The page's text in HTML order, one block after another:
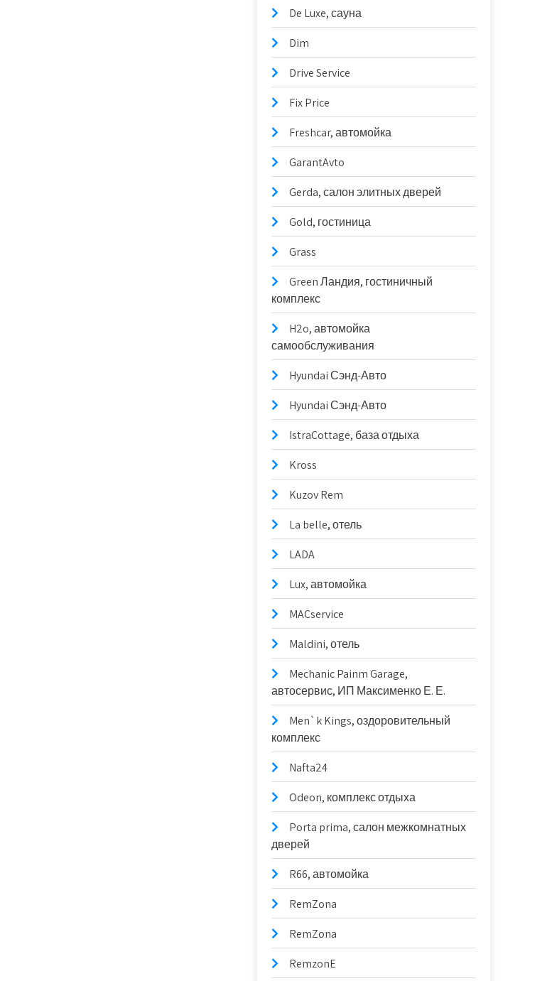
De Luxe, сауна
Dim
Drive Service
Fix Price
Freshcar, автомойка
GarantAvto
Gerda, салон элитных дверей
Gold, гостиница
Grass
Green Ландия, гостиничный
комплекс
H2o, автомойка
самообслуживания
Hyundai Сэнд-Авто
Hyundai Сэнд-Авто
IstraCottage, база отдыха
Kross
Kuzov Rem
La belle, отель
LADA
Lux, автомойка
MACservice
Maldini, отель
Mechanic Painm Garage,
автосервис, ИП Максименко Е. Е.
Men`k Kings, оздоровительный
комплекс
Nafta24
Odeon, комплекс отдыха
Porta prima, салон межкомнатных
дверей
R66, автомойка
RemZona
RemZona
RemzonE